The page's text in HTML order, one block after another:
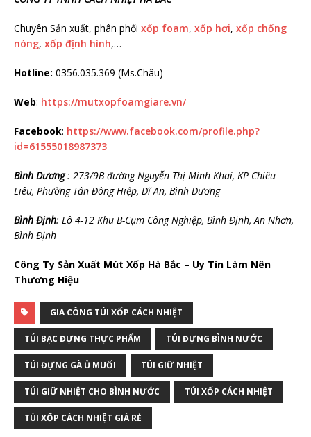
Chuyên Sản xuất, phân phối xốp foam, xốp hơi, xốp chống
nóng, xốp định hình,…
Hotline: 0356.035.369 (Ms.Châu)
Web: https://mutxopfoamgiare.vn/
Facebook: https://www.facebook.com/profile.php?
id=61555018987373
Bình Dương: 273/9B đường Nguyễn Thị Minh Khai, KP Chiêu
Liêu, Phường Tân Đông Hiệp, Dĩ An, Bình Dương
Bình Định: Lô 4-12 Khu B-Cụm Công Nghiệp, Bình Định, An Nhơn,
Bình Định
Công Ty Sản Xuất Mút Xốp Hà Bắc – Uy Tín Làm Nên
Thương Hiệu
GIA CÔNG TÚI XỐP CÁCH NHIỆT
TÚI BẠC ĐỰNG THỰC PHẨM TÚI ĐỰNG BÌNH NƯỚC
TÚI ĐỰNG GÀ Ủ MUỐI TÚI GIỮ NHIỆT
TÚI GIỮ NHIỆT CHO BÌNH NƯỚC TÚI XỐP CÁCH NHIỆT
TÚI XỐP CÁCH NHIỆT GIÁ RẺ